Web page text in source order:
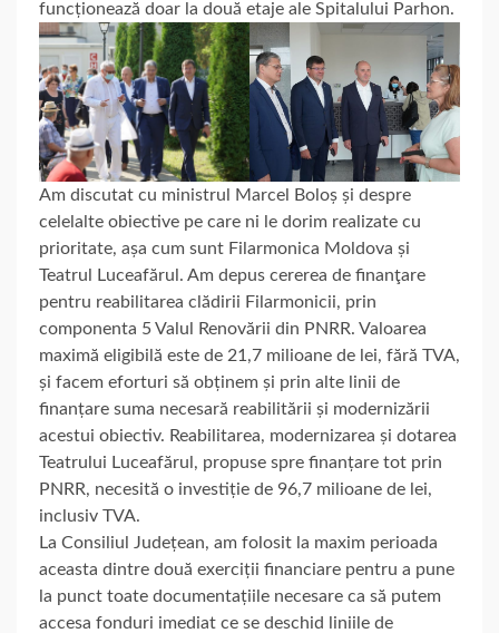
funcționează doar la două etaje ale Spitalului Parhon.
Am discutat cu ministrul Marcel Boloș și despre
celelalte obiective pe care ni le dorim realizate cu
prioritate, așa cum sunt Filarmonica Moldova și
Teatrul Luceafărul. Am depus cererea de finanţare
pentru reabilitarea clădirii Filarmonicii, prin
componenta 5 Valul Renovării din PNRR. Valoarea
maximă eligibilă este de 21,7 milioane de lei, fără TVA,
și facem eforturi să obținem și prin alte linii de
finanțare suma necesară reabilitării și modernizării
acestui obiectiv. Reabilitarea, modernizarea și dotarea
Teatrului Luceafărul, propuse spre finanțare tot prin
PNRR, necesită o investiție de 96,7 milioane de lei,
inclusiv TVA.
La Consiliul Județean, am folosit la maxim perioada
aceasta dintre două exerciții financiare pentru a pune
la punct toate documentațiile necesare ca să putem
accesa fonduri imediat ce se deschid liniile de